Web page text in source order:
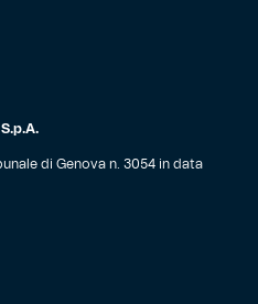
di Genova n. 3054 in data